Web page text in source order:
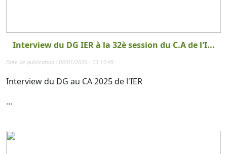
Interview du DG IER à la 32è session du C.A de l'I...
Date de publication : 08/01/2026 - 13:15:49
Interview du DG au CA 2025 de l'IER
...